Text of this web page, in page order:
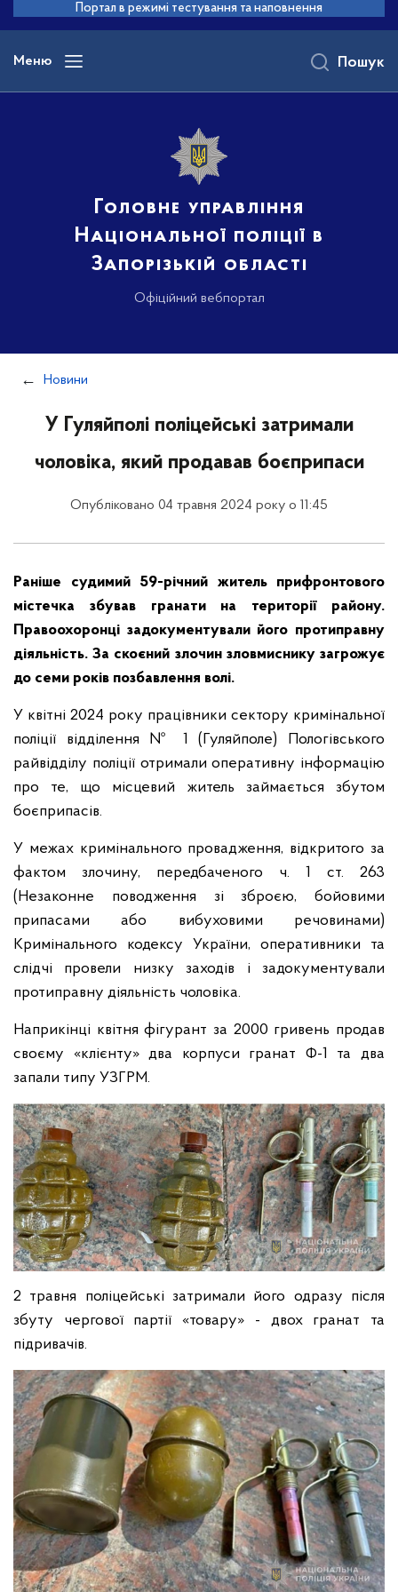
основного
вмісту
Портал в режимі тестування та наповнення
Меню
Головне управління
Національної поліції в
Запорізькій області
Офіційний вебпортал
Пошук
Новини
У Гуляйполі поліцейські затримали
чоловіка, який продавав боєприпаси
Опубліковано 04 травня 2024 року о 11:45
Раніше судимий 59-річний житель прифронтового
містечка збував гранати на території району.
Правоохоронці задокументували його протиправну
діяльність. За скоєний злочин зловмиснику загрожує
до семи років позбавлення волі.
У квітні 2024 року працівники сектору кримінальної
поліції відділення № 1 (Гуляйполе) Пологівського
райвідділу поліції отримали оперативну інформацію
про те, що місцевий житель займається збутом
боєприпасів.
У межах кримінального провадження, відкритого за
фактом злочину, передбаченого ч. 1 ст. 263
(Незаконне поводження зі зброєю, бойовими
припасами або вибуховими речовинами)
Кримінального кодексу України, оперативники та
слідчі провели низку заходів і задокументували
протиправну діяльність чоловіка.
Наприкінці квітня фігурант за 2000 гривень продав
своєму «клієнту» два корпуси гранат Ф-1 та два
запали типу УЗГРМ.
2 травня поліцейські затримали його одразу після
збуту чергової партії «товару» - двох гранат та
підривачів.